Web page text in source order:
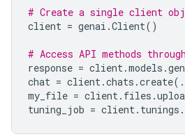
# Create a single client
client = genai .Client()
# Access API methods
response = client.models .
chat = client.chats .create(
my_file = client. files .
tuning_job = client. tunings .